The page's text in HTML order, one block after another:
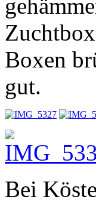
Boxen
gut.
Bei